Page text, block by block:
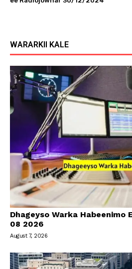
WARARKII KALE
Dhageyso Warka Habeenimo
08 2026
August 7, 2026